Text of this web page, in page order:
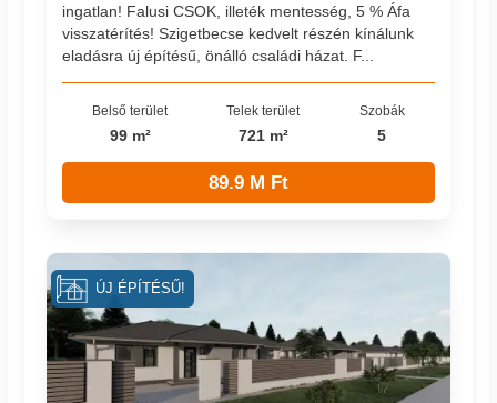
ingatlan! Falusi CSOK, illeték mentesség, 5 % Áfa
visszatérítés! Szigetbecse kedvelt részén kínálunk
eladásra új építésű, önálló családi házat. F...
Belső terület
99 m²
Telek terület
721 m²
Szobák
5
89.9 M Ft
ÚJ ÉPÍTÉSŰ!